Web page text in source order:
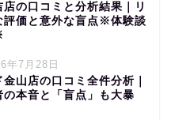
店の口コミと分析結果｜リ
評価と意外な盲点※体験談
年7月28日
金山店の口コミ全件分析｜
の本音と「盲点」も大暴